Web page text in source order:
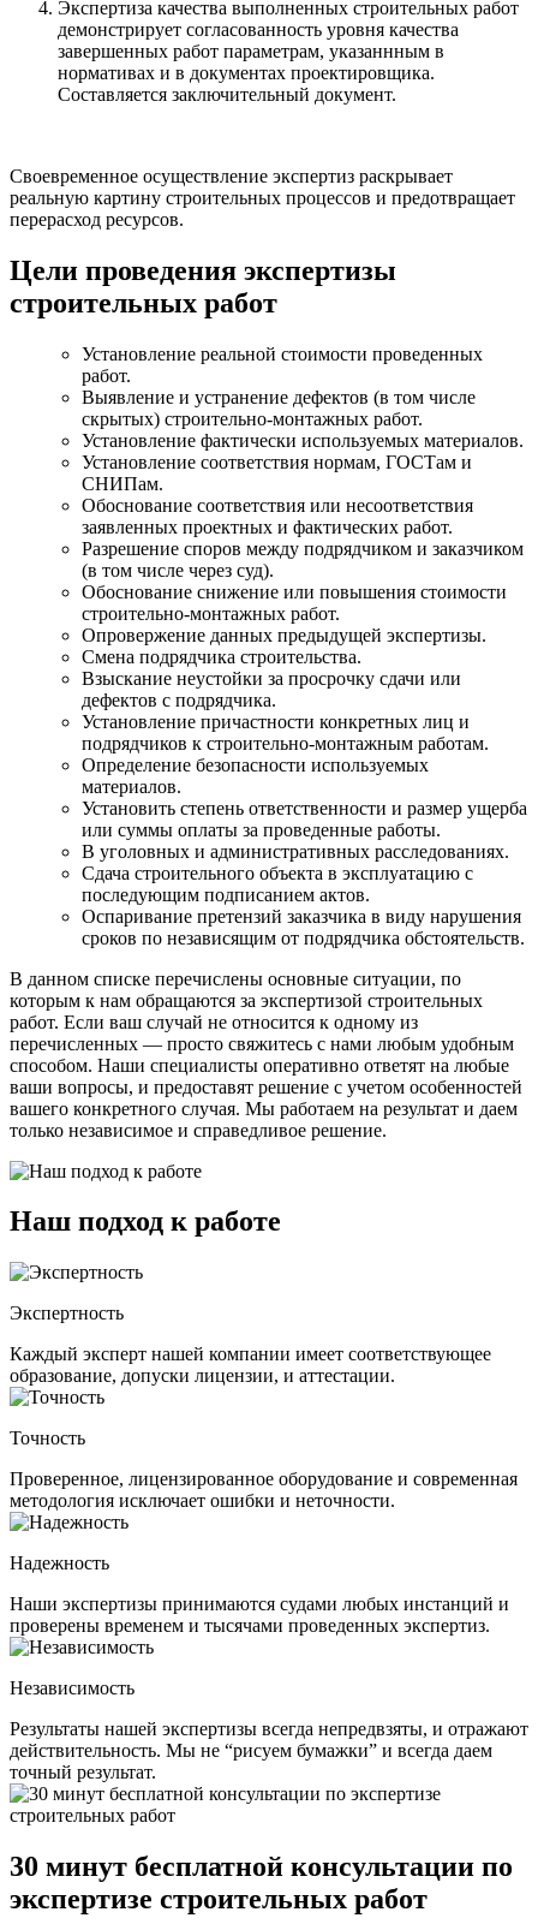
Экспертиза качества выполненных строительных работ
демонстрирует согласованность уровня качества
завершенных работ параметрам, указаннным в
нормативах и в документах проектировщика.
Составляется заключительный документ.
Своевременное осуществление экспертиз раскрывает
реальную картину строительных процессов и предотвращает
перерасход ресурсов.
Цели проведения экспертизы
строительных работ
Установление реальной стоимости проведенных
работ.
Выявление и устранение дефектов (в том числе
скрытых) строительно-монтажных работ.
Установление фактически используемых материалов.
Установление соответствия нормам, ГОСТам и
СНИПам.
Обоснование соответствия или несоответствия
заявленных проектных и фактических работ.
Разрешение споров между подрядчиком и заказчиком
(в том числе через суд).
Обоснование снижение или повышения стоимости
строительно-монтажных работ.
Опровержение данных предыдущей экспертизы.
Смена подрядчика строительства.
Взыскание неустойки за просрочку сдачи или
дефектов с подрядчика.
Установление причастности конкретных лиц и
подрядчиков к строительно-монтажным работам.
Определение безопасности используемых
материалов.
Установить степень ответственности и размер ущерба
или суммы оплаты за проведенные работы.
В уголовных и административных расследованиях.
Сдача строительного объекта в эксплуатацию с
последующим подписанием актов.
Оспаривание претензий заказчика в виду нарушения
сроков по независящим от подрядчика обстоятельств.
В данном списке перечислены основные ситуации, по
которым к нам обращаются за экспертизой строительных
работ. Если ваш случай не относится к одному из
перечисленных — просто свяжитесь с нами любым удобным
способом. Наши специалисты оперативно ответят на любые
ваши вопросы, и предоставят решение с учетом особенностей
вашего конкретного случая. Мы работаем на результат и даем
только независимое и справедливое решение.
Наш подход к работе
Экспертность
Каждый эксперт нашей компании имеет соответствующее
образование, допуски лицензии, и аттестации.
Точность
Проверенное, лицензированное оборудование и современная
методология исключает ошибки и неточности.
Надежность
Наши экспертизы принимаются судами любых инстанций и
проверены временем и тысячами проведенных экспертиз.
Независимость
Результаты нашей экспертизы всегда непредвзяты, и отражают
действительность. Мы не “рисуем бумажки” и всегда даем
точный результат.
30 минут бесплатной консультации по
экспертизе строительных работ